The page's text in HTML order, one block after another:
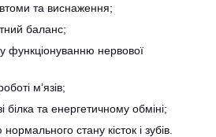
та виснаження;
баланс;
функціонуванню нервової
м’язів;
білка та енергетичному обміні;
стану кісток і зубів.